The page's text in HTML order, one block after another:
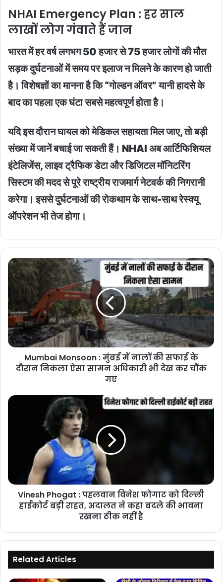
NHAI Emergency Plan : हर साल
लाखों लोग गंवाते हैं जान
भारत में हर वर्ष लगभग 50 हजार से 75 हजार लोगों की मौत
सड़क दुर्घटनाओं में समय पर इलाज न मिलने के कारण हो जाती
है। विशेषज्ञों का मानना है कि “गोल्डन ऑवर” यानी हादसे के
बाद का पहला एक घंटा सबसे महत्वपूर्ण होता है।
यदि इस दौरान घायल को मेडिकल सहायता मिल जाए, तो बड़ी
संख्या में जानें बचाई जा सकती हैं। NHAI अब आर्टिफिशियल
इंटेलिजेंस, लाइव ट्रैफिक डेटा और डिजिटल मॉनिटरिंग
सिस्टम की मदद से पूरे राष्ट्रीय राजमार्ग नेटवर्क की निगरानी
करेगा। इससे दुर्घटनाओं की रोकथाम के साथ-साथ रेस्क्यू
ऑपरेशन भी तेज होगा।
Mumbai
Monsoon
:
में
नालों
की
सफाई
के
निकला
अधिकारी
Mumbai Monsoon : मुंबई में नालों की सफाई के
दौरान निकला ऐसा सामन अधिकारी भी देख कर चौंक
गए
Vinesh
हाईकोर्ट
राहत,
कहा
की
भावना
रखना
Vinesh Phogat : पहलवान विनेश फोगाट को दिल्ली
हाईकोर्ट बड़ी राहत, अदालत ने कहा बदले की भावना
रखना ठीक नहीं है
Related Articles